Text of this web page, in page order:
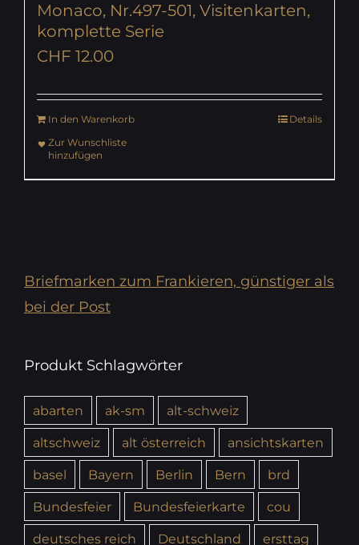
Monaco, Nr.497-501, Visitenkarten,
komplette Serie
CHF 12.00
In den Warenkorb
Details
Zur Wunschliste
hinzufügen
Briefmarken zum Frankieren, günstiger als
bei der Post
Produkt Schlagwörter
abarten ak-sm
alt-schweiz
altschweiz
alt österreich
ansichtskarten
basel
Bayern Berlin Bern
brd
Bundesfeier
Bundesfeierkarte
cou
deutsches reich
Deutschland
ersttag